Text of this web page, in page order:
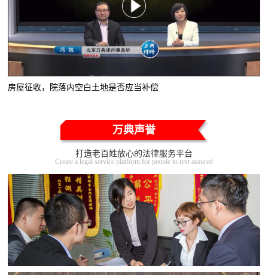
房屋征收，院落内空白土地是否应当补偿
万典声誉
打造老百姓放心的法律服务平台
Create a legal service platform for people to rest assured